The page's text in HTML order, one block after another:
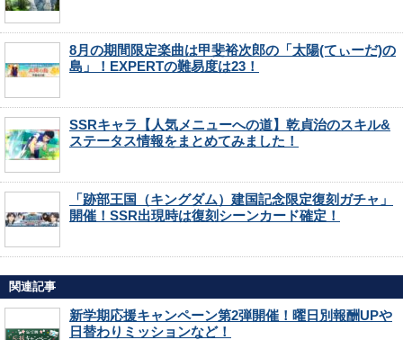
8月の期間限定楽曲は甲斐裕次郎の「太陽(てぃーだ)の
島」！EXPERTの難易度は23！
SSRキャラ【人気メニューへの道】乾貞治のスキル&
ステータス情報をまとめてみました！
「跡部王国（キングダム）建国記念限定復刻ガチャ」
開催！SSR出現時は復刻シーンカード確定！
関連記事
新学期応援キャンペーン第2弾開催！曜日別報酬UPや
日替わりミッションなど！